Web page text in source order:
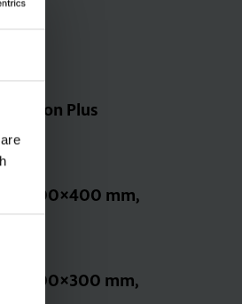
Orion Plus
500×400 mm,
500×300 mm,